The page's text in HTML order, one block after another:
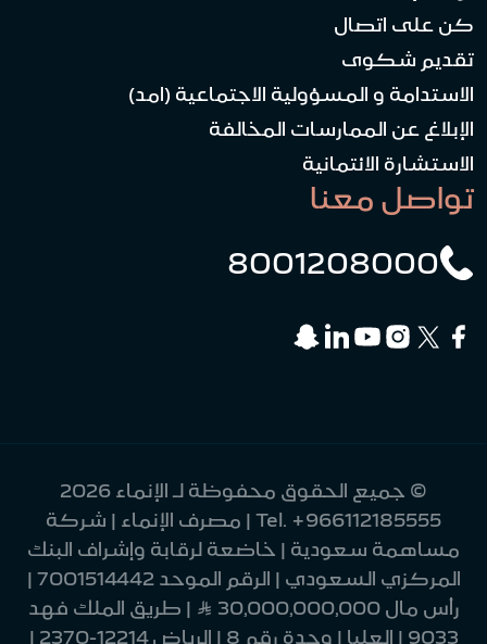
كن على اتصال
تقديم شكوى
الاستدامة و المسؤولية الاجتماعية (امد)
الإبلاغ عن الممارسات المخالفة
الاستشارة الائتمانية
تواصل معنا
8001208000
© جميع الحقوق محفوظة لـ الإنماء 2026
Tel. +966112185555
| مصرف الإنماء | شركة
مساهمة سعودية | خاضعة لرقابة وإشراف البنك
المركزي السعودي | الرقم الموحد 7001514442 |
رأس مال 30,000,000,000 Ʀ | طريق الملك فهد
9033 | العليا | وحدة رقم 8 | الرياض 12214-2370 |